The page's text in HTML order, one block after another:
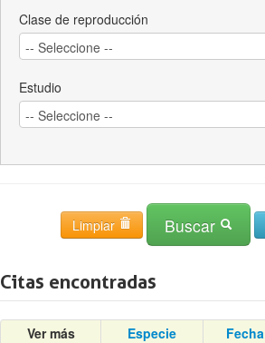
Clase de reproducción
Estudio
Limpiar Buscar
Citas encontradas
Ver más Especie Fecha